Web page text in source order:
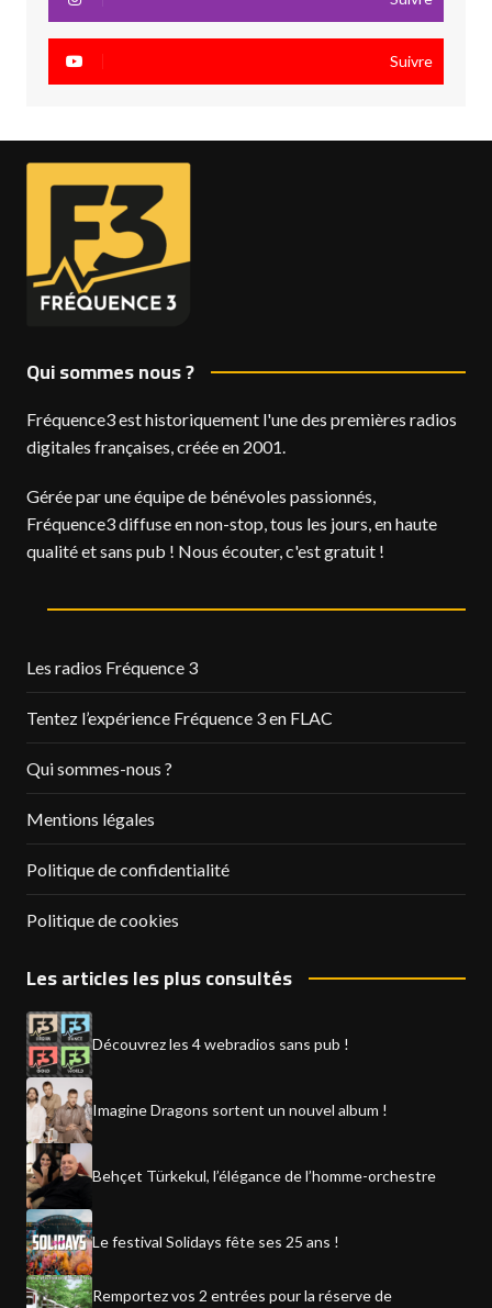
Suivre
Qui sommes nous ?
Fréquence3 est historiquement l'une des premières radios
digitales françaises, créée en 2001.
Gérée par une équipe de bénévoles passionnés,
Fréquence3 diffuse en non-stop, tous les jours, en haute
qualité et sans pub ! Nous écouter, c'est gratuit !
Les radios Fréquence 3
Tentez l’expérience Fréquence 3 en FLAC
Qui sommes-nous ?
Mentions légales
Politique de confidentialité
Politique de cookies
Les articles les plus consultés
Découvrez les 4 webradios sans pub !
Imagine Dragons sortent un nouvel album !
Behçet Türkekul, l’élégance de l’homme-orchestre
Le festival Solidays fête ses 25 ans !
Remportez vos 2 entrées pour la réserve de